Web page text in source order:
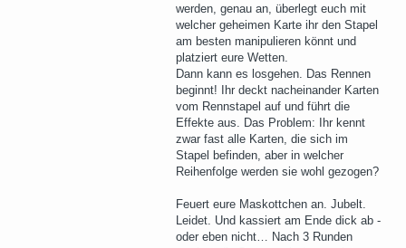
werden, genau an, überlegt euch mit
welcher geheimen Karte ihr den Stapel
am besten manipulieren könnt und
platziert eure Wetten.
Dann kann es losgehen. Das Rennen
beginnt! Ihr deckt nacheinander Karten
vom Rennstapel auf und führt die
Effekte aus. Das Problem: Ihr kennt
zwar fast alle Karten, die sich im
Stapel befinden, aber in welcher
Reihenfolge werden sie wohl gezogen?
Feuert eure Maskottchen an. Jubelt.
Leidet. Und kassiert am Ende dick ab -
oder eben nicht… Nach 3 Runden